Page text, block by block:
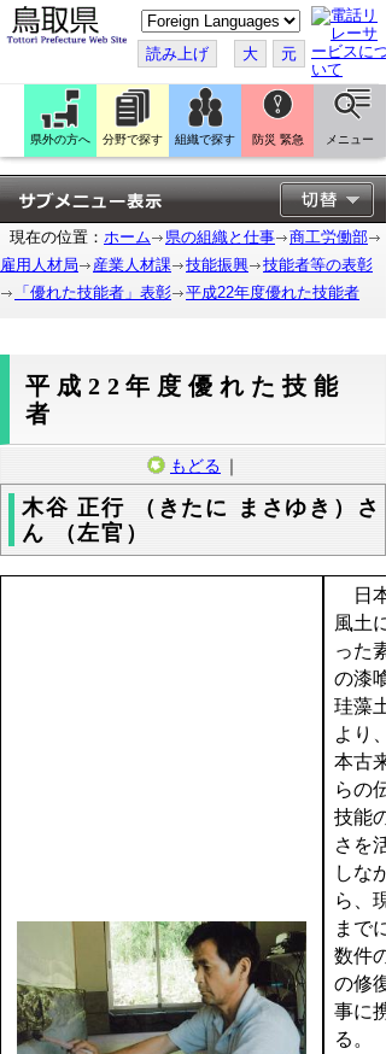
こ
の
ペ
ー
ジ
翻
訳
す
る
読み上げ 大 元
県外の方へ 分野で探す 組織で探す 防災 緊急 メニュー
現在の位置： ホーム 県の組織と仕事
商工労働部
雇用人材局
産業人材課 技能振興
技能者等の表彰
「優れた技能者」表彰
平成22年度優れた技能者
平成22年度優れた技能
者
もどる ｜
木谷 正行 （きたに まさゆき）さ
ん （左官）
日本
風土
った
の漆
珪藻
より
本古
らの
技能
さを
しなが
ら、
まで
数件
の修
事に
る。